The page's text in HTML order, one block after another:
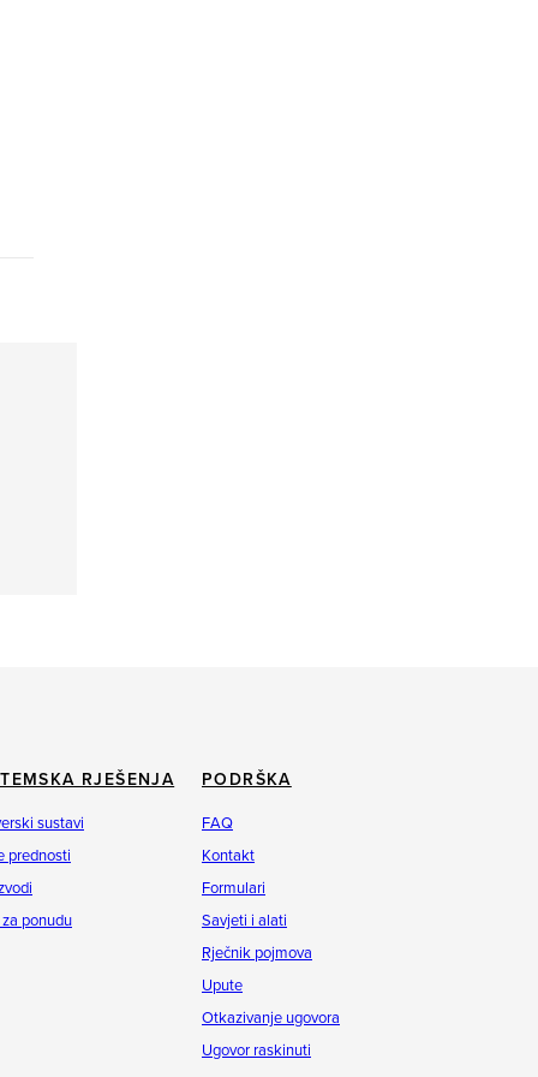
RJEŠENJA
sustavi
prednosti
ponudu
PODRŠKA
FAQ
Kontakt
Formulari
Savjeti i alati
Rječnik pojmova
Upute
Otkazivanje ugovora
Ugovor raskinuti